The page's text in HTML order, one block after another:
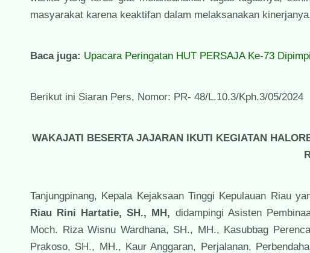
masyarakat karena keaktifan dalam melaksanakan
Baca juga: Upacara Peringatan HUT PERSAJA Ke-73
Berikut ini Siaran Pers, Nomor: PR- 48/L.10.3/Kph.3/05/2024
WAKAJATI BESERTA JAJARAN IKUTI KEGIATAN
Tanjungpinang, Kepala Kejaksaan Tinggi Kepulauan Riau
Riau Rini Hartatie, SH., MH, didampingi Asisten
Moch. Riza Wisnu Wardhana, SH., MH., Kasubbag
Prakoso, SH., MH., Kaur Anggaran, Perjalanan,